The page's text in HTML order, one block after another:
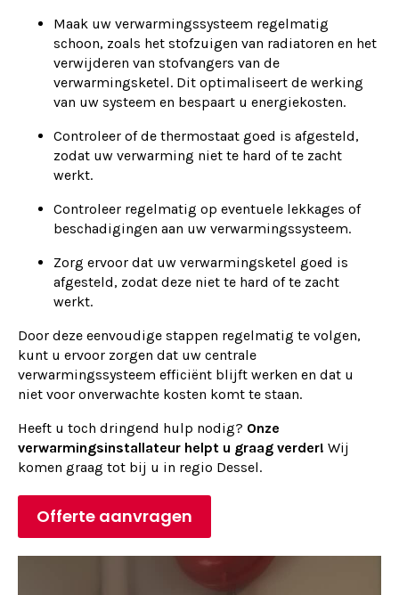
Maak uw verwarmingssysteem regelmatig
schoon, zoals het stofzuigen van radiatoren en het
verwijderen van stofvangers van de
verwarmingsketel. Dit optimaliseert de werking
van uw systeem en bespaart u energiekosten.
Controleer of de thermostaat goed is afgesteld,
zodat uw verwarming niet te hard of te zacht
werkt.
Controleer regelmatig op eventuele lekkages of
beschadigingen aan uw verwarmingssysteem.
Zorg ervoor dat uw verwarmingsketel goed is
afgesteld, zodat deze niet te hard of te zacht
werkt.
Door deze eenvoudige stappen regelmatig te volgen,
kunt u ervoor zorgen dat uw centrale
verwarmingssysteem efficiënt blijft werken en dat u
niet voor onverwachte kosten komt te staan.
Heeft u toch dringend hulp nodig? Onze
verwarmingsinstallateur helpt u graag verder! Wij
komen graag tot bij u in regio Dessel.
Offerte aanvragen